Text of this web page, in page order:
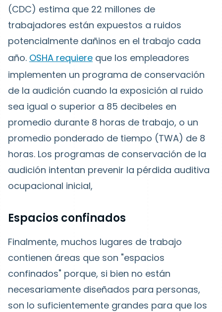
(CDC) estima que 22 millones de
trabajadores están expuestos a ruidos
potencialmente dañinos en el trabajo cada
año. OSHA requiere que los empleadores
implementen un programa de conservación
de la audición cuando la exposición al ruido
sea igual o superior a 85 decibeles en
promedio durante 8 horas de trabajo, o un
promedio ponderado de tiempo (TWA) de 8
horas. Los programas de conservación de la
audición intentan prevenir la pérdida auditiva
ocupacional inicial,
Espacios confinados
Finalmente, muchos lugares de trabajo
contienen áreas que son "espacios
confinados" porque, si bien no están
necesariamente diseñados para personas,
son lo suficientemente grandes para que los